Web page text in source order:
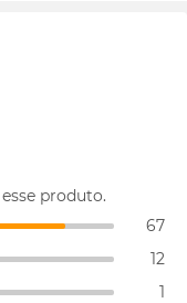
produto.
67
12
1